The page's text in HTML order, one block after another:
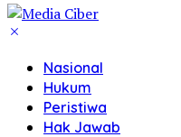
Nasional
Hukum
Peristiwa
Hak Jawab